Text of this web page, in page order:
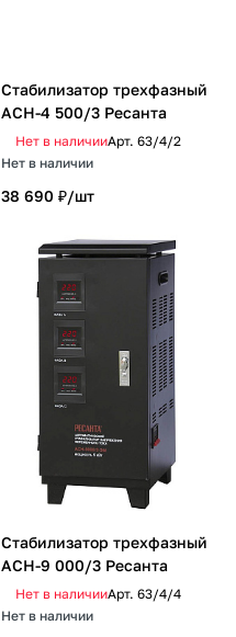
Стабилизатор трехфазный
АСН-4 500/3 Ресанта
Нет в наличииАрт. 63/4/2
Нет в наличии
38 690 ₽/шт
Стабилизатор трехфазный
АСН-9 000/3 Ресанта
Нет в наличииАрт. 63/4/4
Нет в наличии